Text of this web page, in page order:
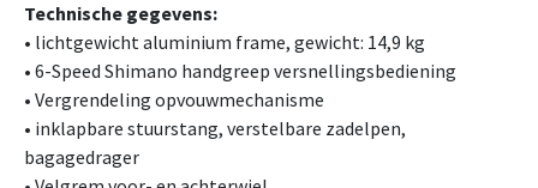
Technische gegevens:
• lichtgewicht aluminium frame, gewicht: 14,9 kg
• 6-Speed Shimano handgreep versnellingsbediening
• Vergrendeling opvouwmechanisme
• inklapbare stuurstang, verstelbare zadelpen,
bagagedrager